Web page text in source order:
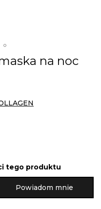
na noc
tego produktu
Powiadom mnie